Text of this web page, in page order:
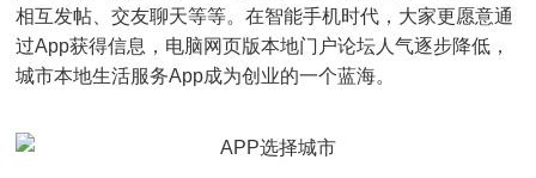
相互发帖、交友聊天等等。在智能手机时代，大家更愿意通
过App获得信息，电脑网页版本地门户论坛人气逐步降低，
城市本地生活服务App成为创业的一个蓝海。